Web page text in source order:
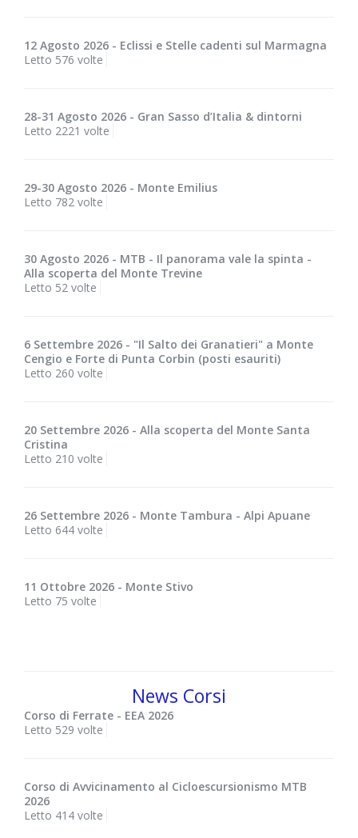
12 Agosto 2026 - Eclissi e Stelle cadenti sul Marmagna
Letto 576 volte
28-31 Agosto 2026 - Gran Sasso d’Italia & dintorni
Letto 2221 volte
29-30 Agosto 2026 - Monte Emilius
Letto 782 volte
30 Agosto 2026 - MTB - Il panorama vale la spinta -
Alla scoperta del Monte Trevine
Letto 52 volte
6 Settembre 2026 - "Il Salto dei Granatieri" a Monte
Cengio e Forte di Punta Corbin (posti esauriti)
Letto 260 volte
20 Settembre 2026 - Alla scoperta del Monte Santa
Cristina
Letto 210 volte
26 Settembre 2026 - Monte Tambura - Alpi Apuane
Letto 644 volte
11 Ottobre 2026 - Monte Stivo
Letto 75 volte
News Corsi
Corso di Ferrate - EEA 2026
Letto 529 volte
Corso di Avvicinamento al Cicloescursionismo MTB
2026
Letto 414 volte